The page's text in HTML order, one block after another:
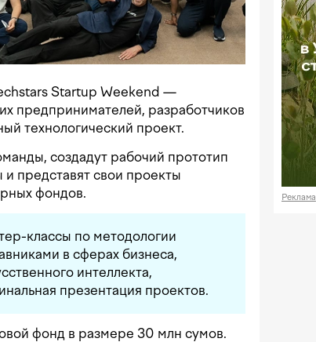
Startup Weekend —
предпринимателей, разработчиков
технологический проект.
создадут рабочий прототип
представят свои проекты
фондов.
классы по методологии
в сферах бизнеса,
интеллекта,
презентация проектов.
фонд в размере 30 млн сумов.
Реклама